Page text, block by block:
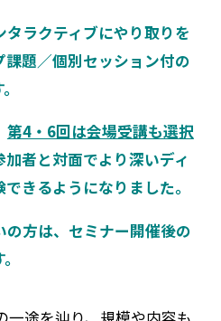
ラクティブにやり取りを
題／個別セッション付の
第4・6回は会場受講も選択
者と対面でより深いディ
きるようになりました。
方は、セミナー開催後の